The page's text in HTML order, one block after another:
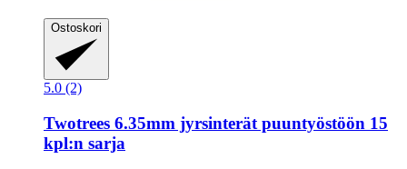
Ostoskori
5.0 (2)
Twotrees 6.35mm jyrsinterät puuntyöstöön 15
kpl:n sarja